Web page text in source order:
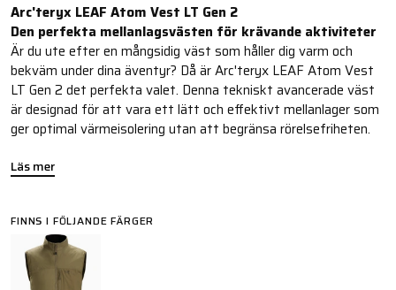
Arc'teryx LEAF Atom Vest LT Gen 2
Den perfekta mellanlagsvästen för krävande aktiviteter
Är du ute efter en mångsidig väst som håller dig varm och
bekväm under dina äventyr? Då är Arc'teryx LEAF Atom Vest
LT Gen 2 det perfekta valet. Denna tekniskt avancerade väst
är designad för att vara ett lätt och effektivt mellanlager som
ger optimal värmeisolering utan att begränsa rörelsefriheten.
Läs mer
FINNS I FÖLJANDE FÄRGER